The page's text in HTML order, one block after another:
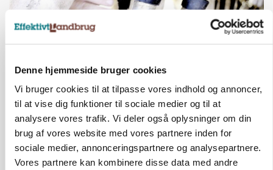
Denne hjemmeside bruger cookies
Vi bruger cookies til at tilpasse vores indhold og annoncer,
til at vise dig funktioner til sociale medier og til at
analysere vores trafik. Vi deler også oplysninger om din
brug af vores website med vores partnere inden for
sociale medier, annonceringspartnere og analysepartnere.
Vores partnere kan kombinere disse data med andre
Russisk mælkepris dykker 23 procent
Annonce
BUSINESS
Fra mark til mur: Byggeriet kan åbne nyt
marked for biokul